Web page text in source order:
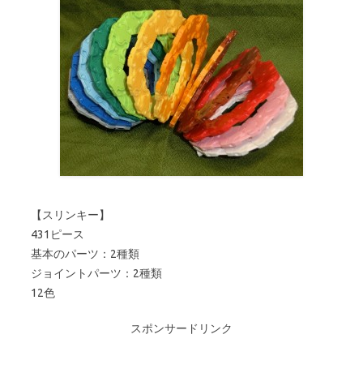
【スリンキー】
431ピース
基本のパーツ：2種類
ジョイントパーツ：2種類
12色
スポンサードリンク